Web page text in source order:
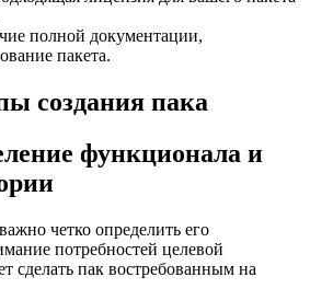
полной документации,
пакета.
создания пака
функционала и
четко определить его
потребностей целевой
сделать пак востребованным на